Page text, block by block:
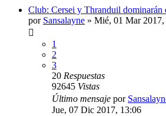
Club: Cersei y Thranduil dominarán
por Sansalayne » Mié, 01 Mar 2017,
1
2
3
20 Respuestas
92645 Vistas
Último mensaje por
Jue, 07 Dic 2017, 13:06